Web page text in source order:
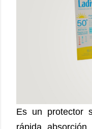
Es un protector
rápida